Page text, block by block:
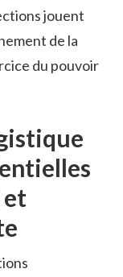
jouent
de la
du pouvoir